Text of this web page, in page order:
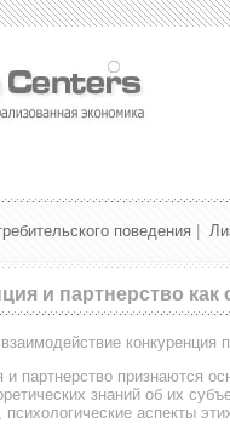
поведения
и партнерство
конкуренция
и партнерство признаются
знаний об их
аспекты